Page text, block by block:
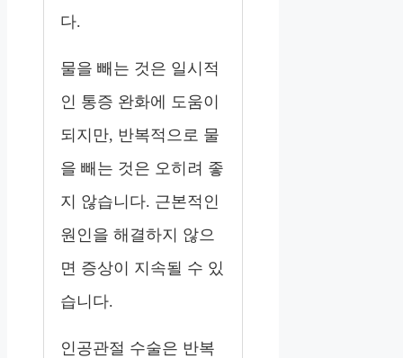
다.
물을 빼는 것은 일시적
인 통증 완화에 도움이
되지만, 반복적으로 물
을 빼는 것은 오히려 좋
지 않습니다. 근본적인
원인을 해결하지 않으
면 증상이 지속될 수 있
습니다.
인공관절 수술은 반복